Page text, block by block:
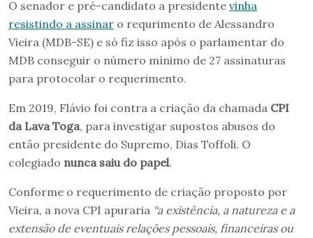
O senador e pré-candidato a presidente vinha
resistindo a assinar o requrimento de Alessandro
Vieira (MDB-SE) e só fiz isso após o parlamentar do
MDB conseguir o número mínimo de 27 assinaturas
para protocolar o requerimento.
Em 2019, Flávio foi contra a criação da chamada CPI
da Lava Toga, para investigar supostos abusos do
então presidente do Supremo, Dias Toffoli. O
colegiado nunca saiu do papel.
Conforme o requerimento de criação proposto por
Vieira, a nova CPI apuraria “a existência, a natureza e a
extensão de eventuais relações pessoais, financeiras ou